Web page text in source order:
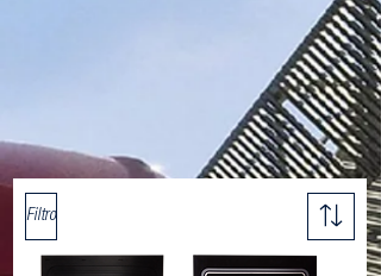
Filtro